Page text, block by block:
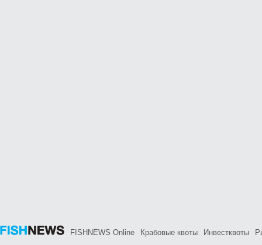
FISHNEWS Online Крабовые квоты Инвестквоты